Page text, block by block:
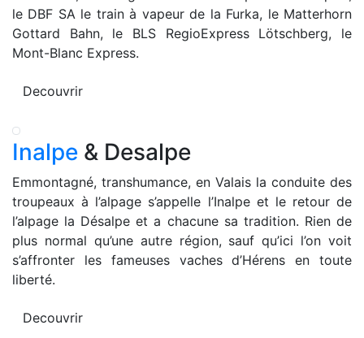
le DBF SA le train à vapeur de la Furka, le Matterhorn
Gottard Bahn, le BLS RegioExpress Lötschberg, le
Mont-Blanc Express.
Decouvrir
Inalpe & Desalpe
Emmontagné, transhumance, en Valais la conduite des
troupeaux à l’alpage s’appelle l’Inalpe et le retour de
l’alpage la Désalpe et a chacune sa tradition. Rien de
plus normal qu’une autre région, sauf qu’ici l’on voit
s’affronter les fameuses vaches d’Hérens en toute
liberté.
Decouvrir